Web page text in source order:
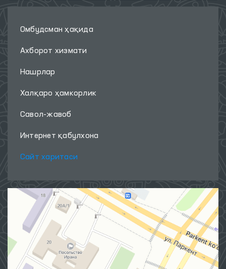
Омбудсман ҳақида
Ахборот хизмати
Нашрлар
Халқаро ҳамкорлик
Савол-жавоб
Интернет қабулхона
Сайт харитаси